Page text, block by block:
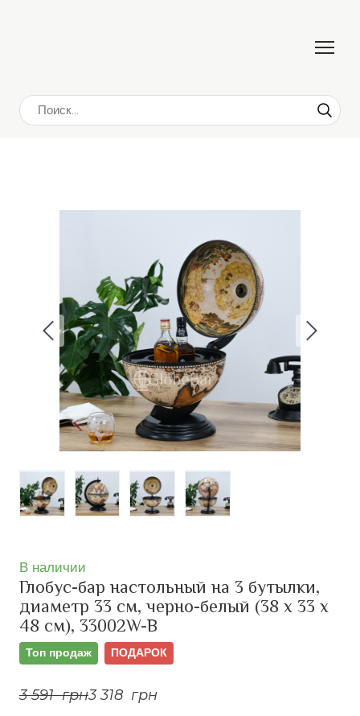
В наличии
Глобус-бар настольный на 3 бутылки,
диаметр 33 см, черно-белый (38 х 33 х
48 см), 33002W-B
Топ продаж ПОДАРОК
3 591  грн3 318  грн